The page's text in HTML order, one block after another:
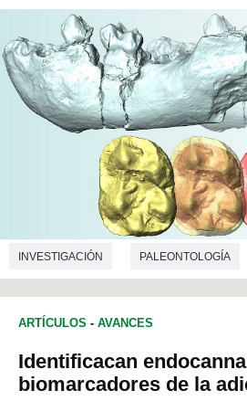
BUSCAR
INVESTIGACIÓN PALEONTOLOGÍA
ARTÍCULOS - AVANCES
Identificacan
biomarcadores de la